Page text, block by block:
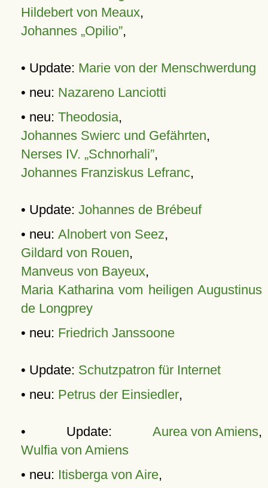
Hildebert von Meaux,
Johannes „Opilio”,
• Update: Marie von der Menschwerdung
• neu: Nazareno Lanciotti
• neu: Theodosia,
Johannes Swierc und Gefährten,
Nerses IV. „Schnorhali”,
Johannes Franziskus Lefranc,
• Update: Johannes de Brébeuf
• neu: Alnobert von Seez,
Gildard von Rouen,
Manveus von Bayeux,
Maria Katharina vom heiligen Augustinus
de Longprey
• neu: Friedrich Janssoone
• Update: Schutzpatron für Internet
• neu: Petrus der Einsiedler,
• Update: Aurea von Amiens,
Wulfia von Amiens
• neu: Itisberga von Aire,